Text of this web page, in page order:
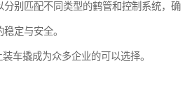
别匹配不同类型的鹤管和控制系统，确
定与安全。
车撬成为众多企业的可以选择。